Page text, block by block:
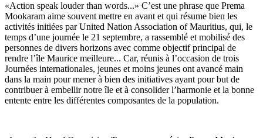
«Action speak louder than words...» C’est une phrase que Prema
Mookaram aime souvent mettre en avant et qui résume bien les
activités initiées par United Nation Association of Mauritius, qui, le
temps d’une journée le 21 septembre, a rassemblé et mobilisé des
personnes de divers horizons avec comme objectif principal de
rendre l’île Maurice meilleure... Car, réunis à l’occasion de trois
Journées internationales, jeunes et moins jeunes ont avancé main
dans la main pour mener à bien des initiatives ayant pour but de
contribuer à embellir notre île et à consolider l’harmonie et la bonne
entente entre les différentes composantes de la population.